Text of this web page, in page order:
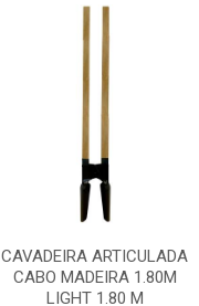
CAVADEIRA ARTICULADA
CABO MADEIRA 1.80M
LIGHT 1.80 M